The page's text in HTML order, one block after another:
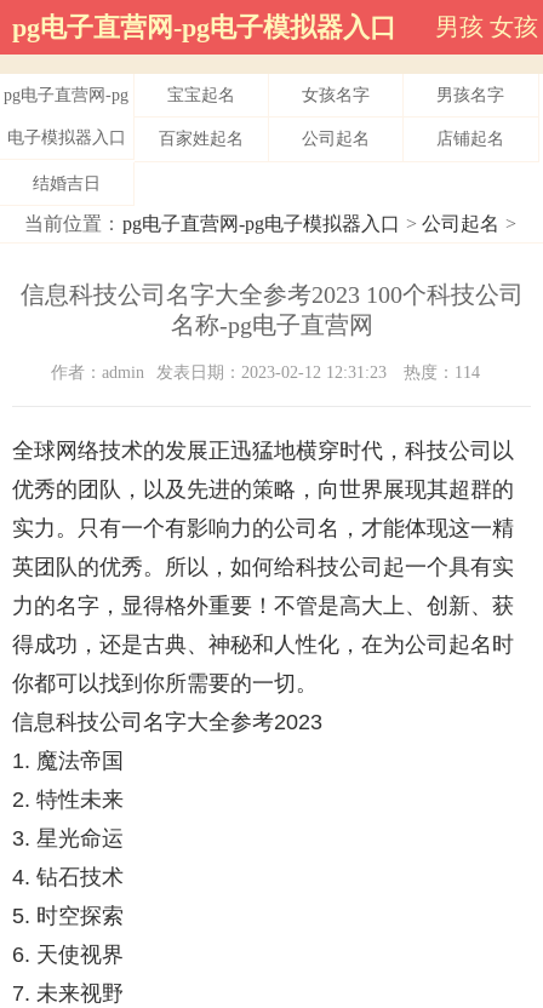
pg电子直营网-pg电子模拟器入口 男孩 女孩
pg电子直营网-pg
电子模拟器入口
宝宝起名 女孩名字 男孩名字
百家姓起名 公司起名 店铺起名
结婚吉日
当前位置： pg电子直营网-pg电子模拟器入口 > 公司起名 >
信息科技公司名字大全参考2023 100个科技公司
名称-pg电子直营网
作者：admin 发表日期：2023-02-12 12:31:23 热度：114
全球网络技术的发展正迅猛地横穿时代，科技公司以
优秀的团队，以及先进的策略，向世界展现其超群的
实力。只有一个有影响力的公司名，才能体现这一精
英团队的优秀。所以，如何给科技公司起一个具有实
力的名字，显得格外重要！不管是高大上、创新、获
得成功，还是古典、神秘和人性化，在为公司起名时
你都可以找到你所需要的一切。
信息科技公司名字大全参考2023
1. 魔法帝国
2. 特性未来
3. 星光命运
4. 钻石技术
5. 时空探索
6. 天使视界
7. 未来视野